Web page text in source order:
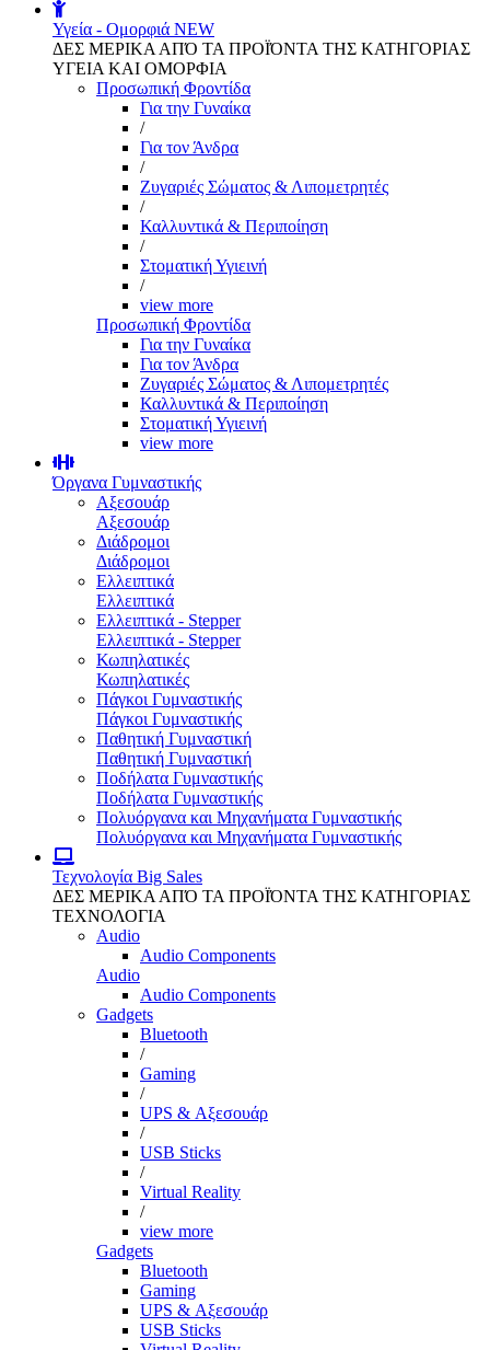
Υγεία - Ομορφιά NEW
ΔΕΣ ΜΕΡΙΚΑ ΑΠΌ ΤΑ ΠΡΟΪΌΝΤΑ ΤΗΣ ΚΑΤΗΓΟΡΙΑΣ
ΥΓΕΙΑ ΚΑΙ ΟΜΟΡΦΙΑ
Προσωπική Φροντίδα
Για την Γυναίκα
/
Για τον Άνδρα
/
Ζυγαριές Σώματος & Λιπομετρητές
/
Καλλυντικά & Περιποίηση
/
Στοματική Υγιεινή
/
view more
Προσωπική Φροντίδα
Για την Γυναίκα
Για τον Άνδρα
Ζυγαριές Σώματος & Λιπομετρητές
Καλλυντικά & Περιποίηση
Στοματική Υγιεινή
view more
Όργανα Γυμναστικής
Αξεσουάρ
Αξεσουάρ
Διάδρομοι
Διάδρομοι
Ελλειπτικά
Ελλειπτικά
Ελλειπτικά - Stepper
Ελλειπτικά - Stepper
Κωπηλατικές
Κωπηλατικές
Πάγκοι Γυμναστικής
Πάγκοι Γυμναστικής
Παθητική Γυμναστική
Παθητική Γυμναστική
Ποδήλατα Γυμναστικής
Ποδήλατα Γυμναστικής
Πολυόργανα και Μηχανήματα Γυμναστικής
Πολυόργανα και Μηχανήματα Γυμναστικής
Τεχνολογία Big Sales
ΔΕΣ ΜΕΡΙΚΑ ΑΠΌ ΤΑ ΠΡΟΪΌΝΤΑ ΤΗΣ ΚΑΤΗΓΟΡΙΑΣ
ΤΕΧΝΟΛΟΓΙΑ
Audio
Audio Components
Audio
Audio Components
Gadgets
Bluetooth
/
Gaming
/
UPS & Αξεσουάρ
/
USB Sticks
/
Virtual Reality
/
view more
Gadgets
Bluetooth
Gaming
UPS & Αξεσουάρ
USB Sticks